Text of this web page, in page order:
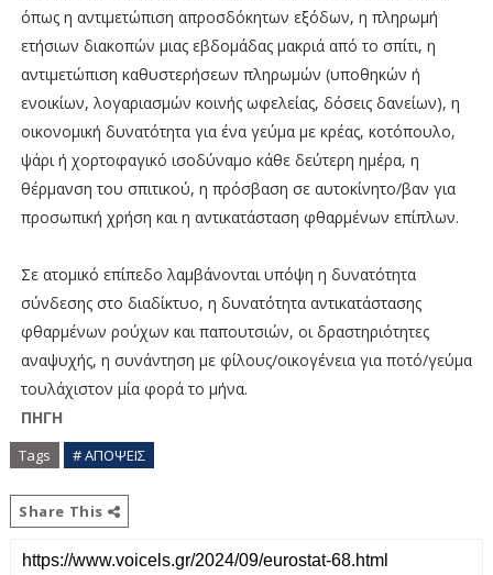
όπως η αντιμετώπιση απροσδόκητων εξόδων, η πληρωμή
ετήσιων διακοπών μιας εβδομάδας μακριά από το σπίτι, η
αντιμετώπιση καθυστερήσεων πληρωμών (υποθηκών ή
ενοικίων, λογαριασμών κοινής ωφελείας, δόσεις δανείων), η
οικονομική δυνατότητα για ένα γεύμα με κρέας, κοτόπουλο,
ψάρι ή χορτοφαγικό ισοδύναμο κάθε δεύτερη ημέρα, η
θέρμανση του σπιτικού, η πρόσβαση σε αυτοκίνητο/βαν για
προσωπική χρήση και η αντικατάσταση φθαρμένων επίπλων.
Σε ατομικό επίπεδο λαμβάνονται υπόψη η δυνατότητα
σύνδεσης στο διαδίκτυο, η δυνατότητα αντικατάστασης
φθαρμένων ρούχων και παπουτσιών, οι δραστηριότητες
αναψυχής, η συνάντηση με φίλους/οικογένεια για ποτό/γεύμα
τουλάχιστον μία φορά το μήνα.
ΠΗΓΗ
Tags # ΑΠΟΨΕΙΣ
Share This